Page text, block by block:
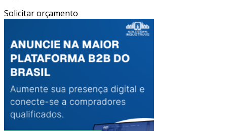
Solicitar orçamento